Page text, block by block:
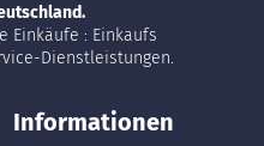
Einkäufe : Einkaufs
Dienstleistungen.
Informationen